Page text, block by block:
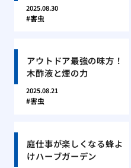
2025.08.30
害虫
アウトドア最強の味方！
木酢液と煙の力
2025.08.21
害虫
庭仕事が楽しくなる蜂よ
けハーブガーデン